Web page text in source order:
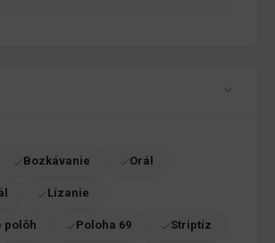
Bozkávanie Orál
Lízanie
polôh Poloha 69 Striptíz